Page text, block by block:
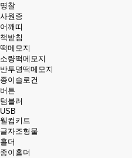
명찰
사원증
어깨띠
책받침
떡메모지
소량떡메모지
반투명떡메모지
종이슬로건
버튼
텀블러
USB
웰컴키트
글자조형물
홀더
종이홀더